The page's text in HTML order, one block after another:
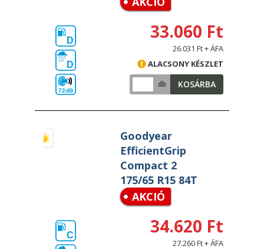
D
D
72dB
33.060 Ft
26.031 Ft + ÁFA
ALACSONY KÉSZLET
db KOSÁRBA
Goodyear
EfficientGrip
Compact 2
175/65 R15 84T
AKCIÓ
C 34.620 Ft
27.260 Ft + ÁFA